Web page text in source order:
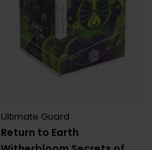
Return to Earth
Ultimate Guard